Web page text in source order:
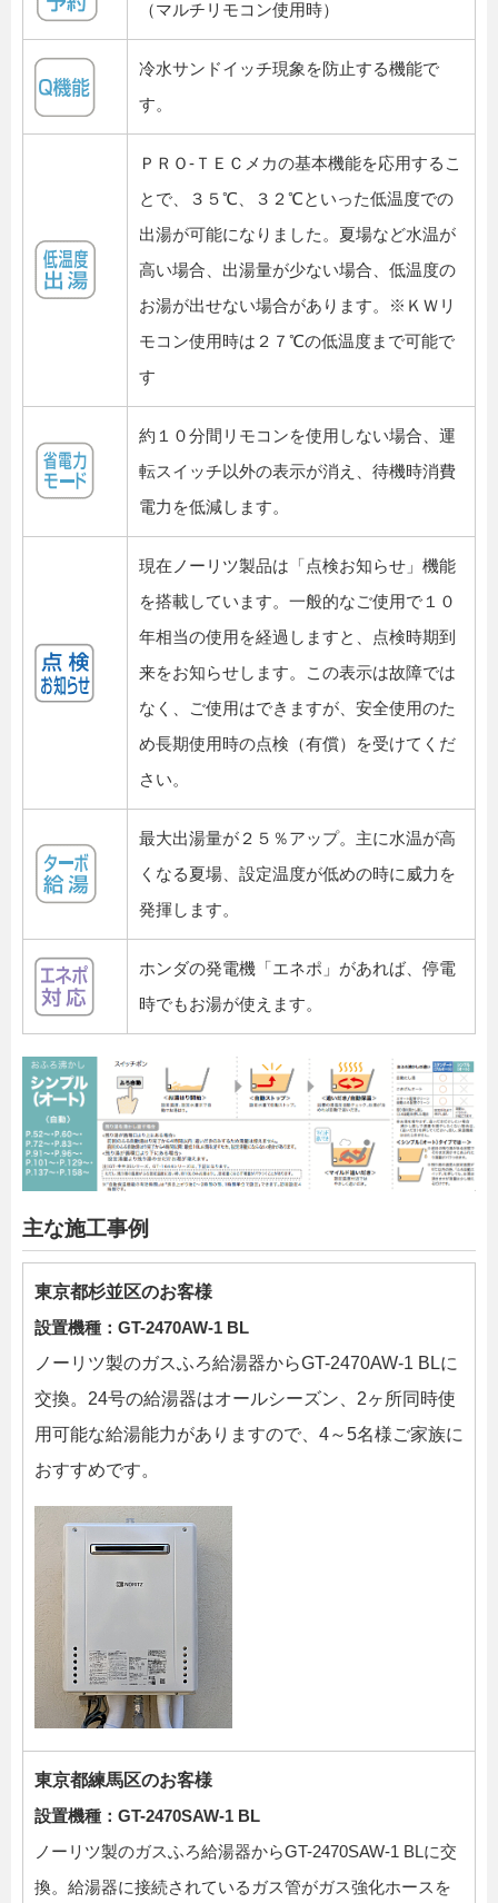
（マルチリモコン使用時）
冷水サンドイッチ現象を防止する機能で
す。
ＰＲＯ-ＴＥＣメカの基本機能を応用するこ
とで、３５℃、３２℃といった低温度での
出湯が可能になりました。夏場など水温が
高い場合、出湯量が少ない場合、低温度の
お湯が出せない場合があります。※ＫＷリ
モコン使用時は２７℃の低温度まで可能で
す
約１０分間リモコンを使用しない場合、運
転スイッチ以外の表示が消え、待機時消費
電力を低減します。
現在ノーリツ製品は「点検お知らせ」機能
を搭載しています。一般的なご使用で１０
年相当の使用を経過しますと、点検時期到
来をお知らせします。この表示は故障では
なく、ご使用はできますが、安全使用のた
め長期使用時の点検（有償）を受けてくだ
さい。
最大出湯量が２５％アップ。主に水温が高
くなる夏場、設定温度が低めの時に威力を
発揮します。
ホンダの発電機「エネポ」があれば、停電
時でもお湯が使えます。
主な施工事例
東京都杉並区のお客様
設置機種：GT-2470AW-1 BL
ノーリツ製のガスふろ給湯器からGT-2470AW-1 BLに
交換。24号の給湯器はオールシーズン、2ヶ所同時使
用可能な給湯能力がありますので、4～5名様ご家族に
おすすめです。
東京都練馬区のお客様
設置機種：GT-2470SAW-1 BL
ノーリツ製のガスふろ給湯器からGT-2470SAW-1 BLに交
換。給湯器に接続されているガス管がガス強化ホースを